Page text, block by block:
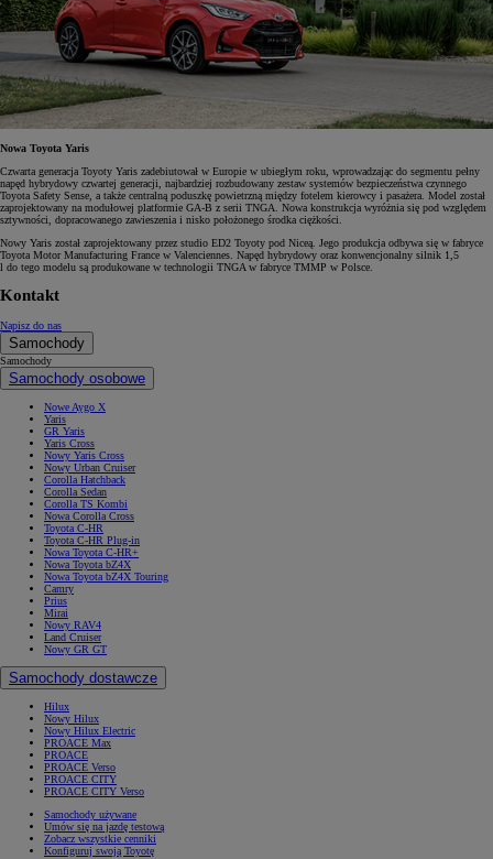
Nowa Toyota Yaris
Czwarta generacja Toyoty Yaris zadebiutował w Europie w ubiegłym roku, wprowadzając do segmentu pełny
napęd hybrydowy czwartej generacji, najbardziej rozbudowany zestaw systemów bezpieczeństwa czynnego
Toyota Safety Sense, a także centralną poduszkę powietrzną między fotelem kierowcy i pasażera. Model został
zaprojektowany na modułowej platformie GA-B z serii TNGA. Nowa konstrukcja wyróżnia się pod względem
sztywności, dopracowanego zawieszenia i nisko położonego środka ciężkości.
Nowy Yaris został zaprojektowany przez studio ED2 Toyoty pod Niceą. Jego produkcja odbywa się w fabryce
Toyota Motor Manufacturing France w Valenciennes. Napęd hybrydowy oraz konwencjonalny silnik 1,5
l do tego modelu są produkowane w technologii TNGA w fabryce TMMP w Polsce.
Kontakt
Napisz do nas
Samochody
Samochody
Samochody osobowe
Nowe Aygo X
Yaris
GR Yaris
Yaris Cross
Nowy Yaris Cross
Nowy Urban Cruiser
Corolla Hatchback
Corolla Sedan
Corolla TS Kombi
Nowa Corolla Cross
Toyota C-HR
Toyota C-HR Plug-in
Nowa Toyota C-HR+
Nowa Toyota bZ4X
Nowa Toyota bZ4X Touring
Camry
Prius
Mirai
Nowy RAV4
Land Cruiser
Nowy GR GT
Samochody dostawcze
Hilux
Nowy Hilux
Nowy Hilux Electric
PROACE Max
PROACE
PROACE Verso
PROACE CITY
PROACE CITY Verso
Samochody używane
Umów się na jazdę testową
Zobacz wszystkie cenniki
Konfiguruj swoją Toyotę